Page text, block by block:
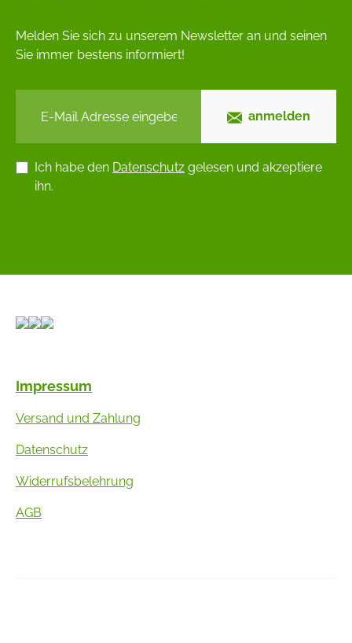
Melden Sie sich zu unserem Newsletter an und seinen
Sie immer bestens informiert!
anmelden
Ich habe den Datenschutz gelesen und akzeptiere
ihn.
Impressum
Versand und Zahlung
Datenschutz
Widerrufsbelehrung
AGB